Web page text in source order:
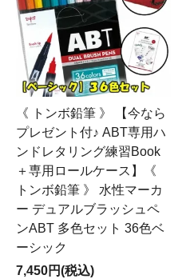
《 トンボ鉛筆 》 【今なら
プレゼント付♪ ABT専用ハ
ンドレタリング練習Book
＋専用ロールケース】《
トンボ鉛筆 》 水性マーカ
ー デュアルブラッシュペ
ンABT 多色セット 36色ベ
ーシック
7,450円(税込)